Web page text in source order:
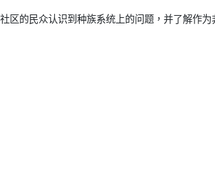
区的民众认识到种族系统上的问题，并了解作